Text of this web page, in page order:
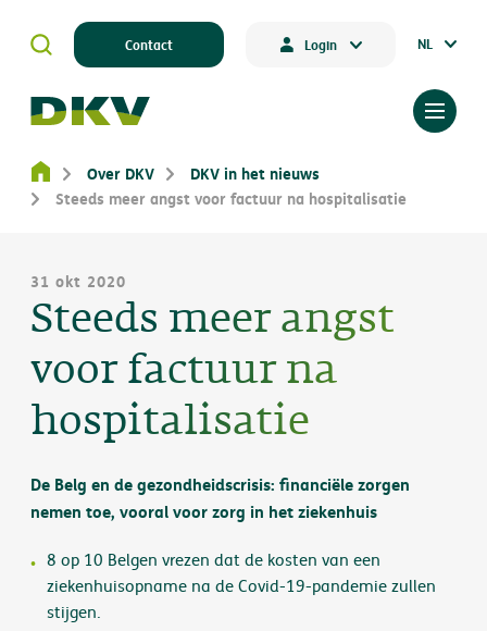
Contact Login NL
31 okt 2020
Steeds meer angst
voor factuur na
hospitalisatie
De Belg en de gezondheidscrisis: financiële zorgen
nemen toe, vooral voor zorg in het ziekenhuis
8 op 10 Belgen vrezen dat de kosten van een
ziekenhuisopname na de Covid-19-pandemie zullen
stijgen.
Over DKV
DKV in het nieuws
Steeds meer angst voor factuur na hospitalisatie